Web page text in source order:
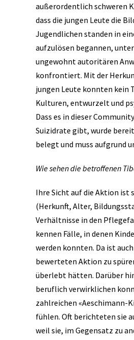
außerordentlich schweren
dass die jungen Leute die
Jugendlichen standen in
aufzulösen begannen,
ungewohnt autoritären
konfrontiert. Mit der
jungen Leute konnten kein
Kulturen, entwurzelt und
Dass es in dieser
Suizidrate gibt, wurde
belegt und muss aufgrund
Wie sehen die betroffenen
Ihre Sicht auf die Aktion ist
(Herkunft, Alter,
Verhältnisse in den
kennen Fälle, in denen
werden konnten. Da ist
bewerteten Aktion zu
überlebt hätten. Darüber
beruflich verwirklichen
zahlreichen «Aeschimann-
fühlen. Oft berichteten sie
weil sie, im Gegensatz zu